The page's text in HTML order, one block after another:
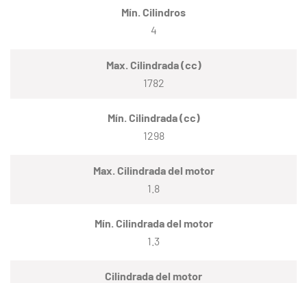
Mín. Cilindros
4
Max. Cilindrada (cc)
1782
Mín. Cilindrada (cc)
1298
Max. Cilindrada del motor
1.8
Mín. Cilindrada del motor
1.3
Cilindrada del motor